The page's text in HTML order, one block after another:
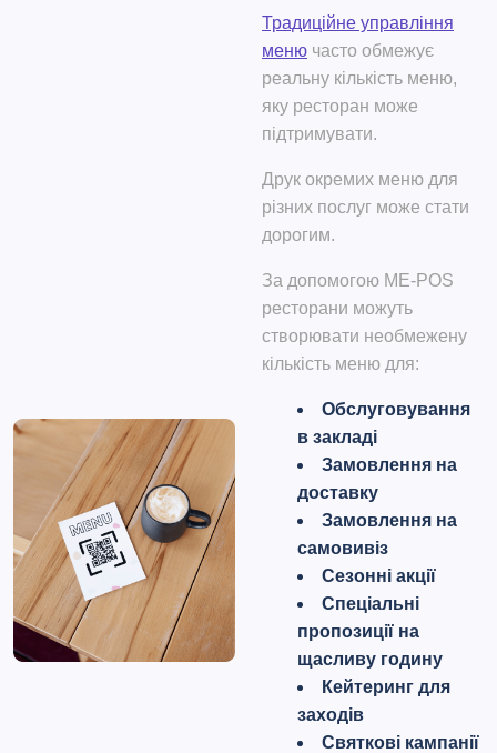
Традиційне управління
меню часто обмежує
реальну кількість меню,
яку ресторан може
підтримувати.
Друк окремих меню для
різних послуг може стати
дорогим.
За допомогою ME-POS
ресторани можуть
створювати необмежену
кількість меню для:
Обслуговування
в закладі
Замовлення на
доставку
Замовлення на
самовивіз
Сезонні акції
Спеціальні
пропозиції на
щасливу годину
Кейтеринг для
заходів
Святкові кампанії